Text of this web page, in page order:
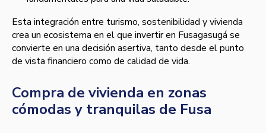
Esta integración entre turismo, sostenibilidad y vivienda
crea un ecosistema en el que invertir en Fusagasugá se
convierte en una decisión asertiva, tanto desde el punto
de vista financiero como de calidad de vida.
Compra de vivienda en zonas
cómodas y tranquilas de Fusa